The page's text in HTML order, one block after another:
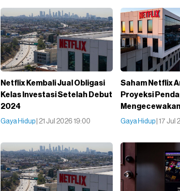
Netflix Kembali Jual Obligasi
Kelas Investasi Setelah Debut
2024
Gaya Hidup | 21 Jul 2026 19:00
Saham Netflix
Proyeksi
Mengecewakan
Gaya Hidup | 17 Jul